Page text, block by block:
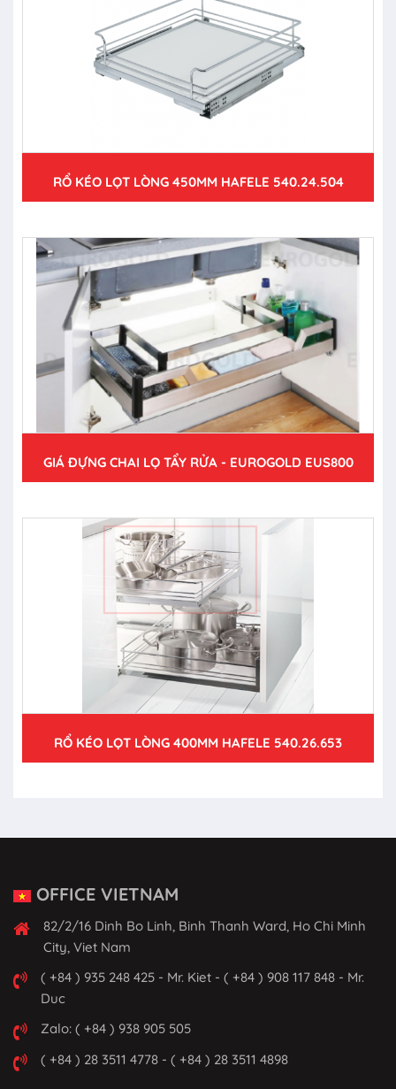
RỔ KÉO LỌT LÒNG 450MM HAFELE 540.24.504
GIÁ ĐỰNG CHAI LỌ TẨY RỬA - EUROGOLD EUS800
RỔ KÉO LỌT LÒNG 400MM HAFELE 540.26.653
OFFICE VIETNAM
82/2/16 Dinh Bo Linh, Binh Thanh Ward, Ho Chi Minh
City, Viet Nam
( +84 ) 935 248 425 - Mr. Kiet - ( +84 ) 908 117 848 - Mr.
Duc
Zalo: ( +84 ) 938 905 505
( +84 ) 28 3511 4778 - ( +84 ) 28 3511 4898